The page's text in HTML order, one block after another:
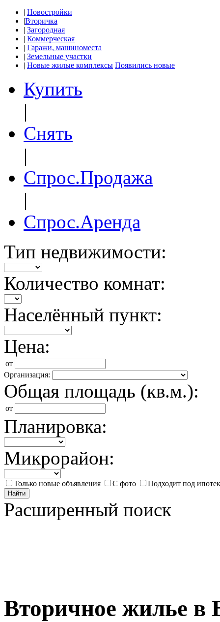
| Новостройки
|Вторичка
| Загородная
| Коммерческая
| Гаражи, машиноместа
| Земельные участки
| Новые жилые комплексы Появились новые
Купить
|
Снять
|
Спрос.Продажа
|
Спрос.Аренда
Тип недвижимости:
Количество комнат:
Населённый пункт:
Цена:
от
Организация:
Общая площадь (кв.м.):
от
Планировка:
Микрорайон:
Только новые объявления С фото Подходит под
Найти
Расширенный поиск
Вторичное жилье в